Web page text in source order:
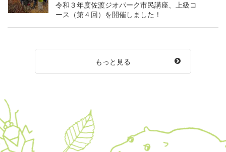
令和３年度佐渡ジオパーク市民講座、上級コ
ース（第４回）を開催しました！
もっと見る